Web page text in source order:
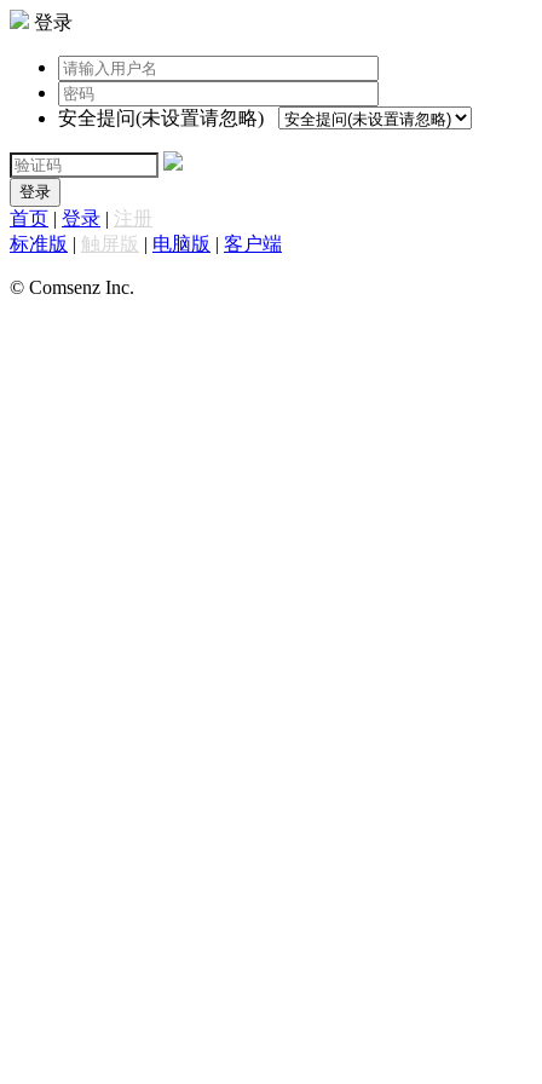
登录
安全提问(未设置请忽略)
登录
首页 | 登录 | 注册
标准版 | 触屏版 | 电脑版 | 客户端
© Comsenz Inc.